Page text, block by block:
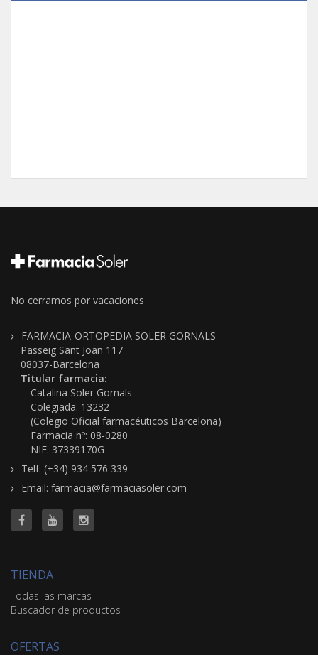
No cerramos por vacaciones
FARMACIA-ORTOPEDIA SOLER GORNALS
Passeig Sant Joan 117
08037-Barcelona
Titular farmacia:
Catalina Soler Gornals
Colegiada: 13232
(Colegio Oficial farmacéuticos Barcelona)
Farmacia nº: 08-0280
NIF: 37339170G
Telf: (+34) 934 576 339
Email: farmacia@farmaciasoler.com
TIENDA
Todas las marcas
Buscador de productos
OFERTAS